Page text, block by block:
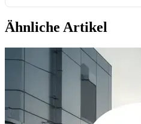
Ähnliche Artikel